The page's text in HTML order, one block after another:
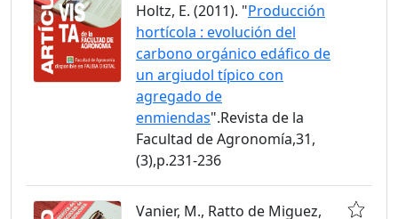
Holtz, E. (2011). "Producción
hortícola : evolución del
carbono orgánico edáfico de
un argiudol típico con
agregado de
enmiendas".Revista de la
Facultad de Agronomía,31,
(3),p.231-236
Vanier, M., Ratto de Miguez,